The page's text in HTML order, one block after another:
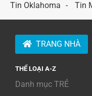
Tin Oklahoma
Tin
TRANG NHÀ
THỂ LOẠI A-Z
Danh mục TRẺ